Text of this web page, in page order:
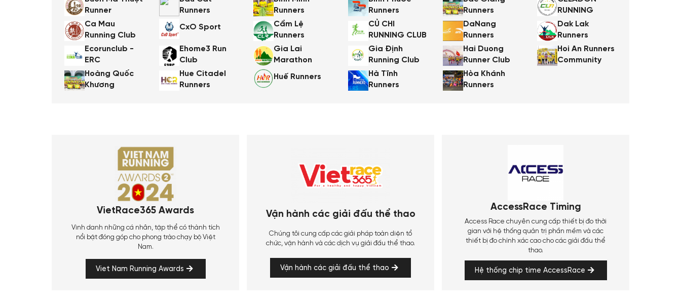
Runner
Runners
Runners
Runners
Runners
RUNNING
Ca Mau
Running Club
CxO Sport
Cẩm Lệ
Runners
CỦ CHI
RUNNING CLUB
DaNang
Runners
Dak Lak
Runners
Ecorunclub -
ERC
Ehome3 Run
Club
Gia Lai
Marathon
Gia Định
Running Club
Hai Duong
Runner Club
Hoi An Runners
Community
Hoàng Quốc
Khương
Hue Citadel
Runners
Huế Runners
Hà Tĩnh
Runners
Hòa Khánh
Runners
VietRace365 Awards
Vinh danh những cá nhân, tập thể có thành tích
nổi bật đóng góp cho phong trào chạy bộ Việt
Nam.
Viet Nam Running Awards
Vận hành các giải đấu thể thao
Chúng tôi cung cấp các giải pháp toàn diện tổ
chức, vận hành và các dịch vụ giải đấu thể thao.
Vận hành các giải đấu thể thao
AccessRace Timing
Access Race chuyên cung cấp thiết bị đo thời
gian với hệ thống quản trị phần mềm và các
thiết bị đo chính xác cao cho các giải đấu thể
thao.
Hệ thống chip time AccessRace